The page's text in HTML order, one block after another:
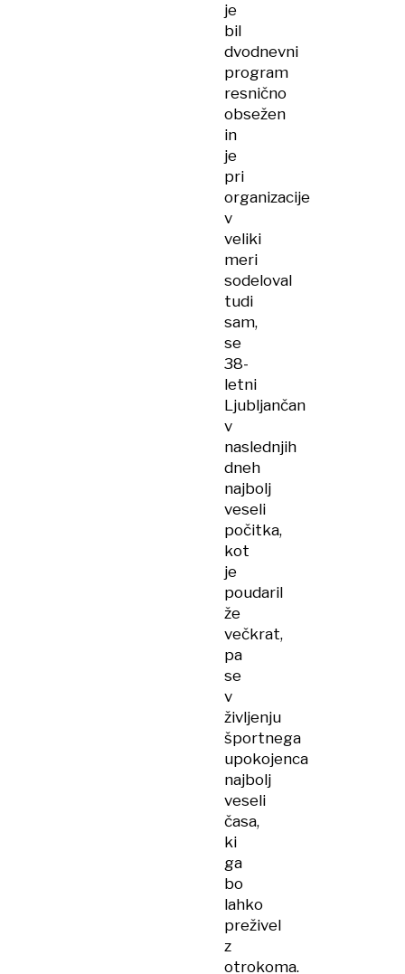
je
bil
dvodnevni
program
resnično
obsežen
in
je
pri
organizacije
v
veliki
meri
sodeloval
tudi
sam,
se
38-
letni
Ljubljančan
v
naslednjih
dneh
najbolj
veseli
počitka,
kot
je
poudaril
že
večkrat,
pa
se
v
življenju
športnega
upokojenca
najbolj
veseli
časa,
ki
ga
bo
lahko
preživel
z
otrokoma.